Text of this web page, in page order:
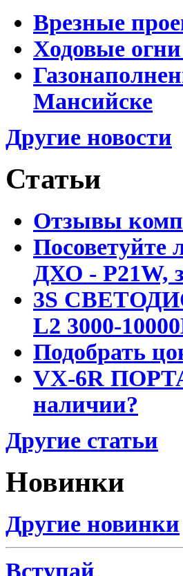
Врезные
Ходовые
Мансийске
Другие новости
Статьи
Отзывы
Посоветуйте
ДХО - P21W,
3S
L2 3000-
Подобрать
VX-6R
наличии?
Другие статьи
Новинки
Другие новинки
Вступай